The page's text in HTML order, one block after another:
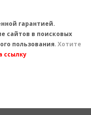
гарантией.
сайтов в поисковых
пользования. Хотите
ссылку